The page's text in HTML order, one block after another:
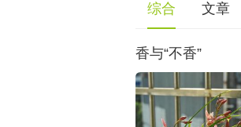
综合 文章
香与“不香”